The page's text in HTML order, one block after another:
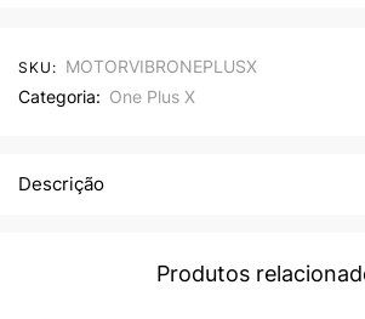
SKU: MOTORVIBRONEPLUSX
Categoria: One Plus X
Descrição
Produtos